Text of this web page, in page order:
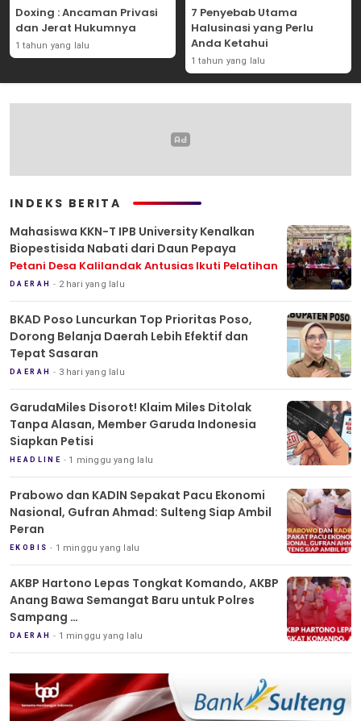
Doxing : Ancaman Privasi
dan Jerat Hukumnya
1 tahun yang lalu
7 Penyebab Utama
Halusinasi yang Perlu
Anda Ketahui
1 tahun yang lalu
INDEKS BERITA
Mahasiswa KKN-T IPB University Kenalkan
Biopestisida Nabati dari Daun Pepaya
Petani Desa Kalilandak Antusias Ikuti Pelatihan
DAERAH 2 hari yang lalu
BKAD Poso Luncurkan Top Prioritas Poso,
Dorong Belanja Daerah Lebih Efektif dan
Tepat Sasaran
DAERAH 3 hari yang lalu
GarudaMiles Disorot! Klaim Miles Ditolak
Tanpa Alasan, Member Garuda Indonesia
Siapkan Petisi
HEADLINE 1 minggu yang lalu
Prabowo dan KADIN Sepakat Pacu Ekonomi
Nasional, Gufran Ahmad: Sulteng Siap Ambil
Peran
EKOBIS 1 minggu yang lalu
AKBP Hartono Lepas Tongkat Komando, AKBP
Anang Bawa Semangat Baru untuk Polres
Sampang
Tradisi Pedang Pora Iringi Sertijab Kapolres
Sampang
DAERAH 1 minggu yang lalu